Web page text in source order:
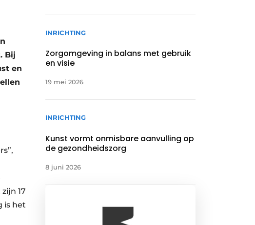
Bij
en
17
is het
INRICHTING
Zorgomgeving in balans met gebruik
en visie
19 mei 2026
INRICHTING
Kunst vormt onmisbare aanvulling op
de gezondheidszorg
8 juni 2026